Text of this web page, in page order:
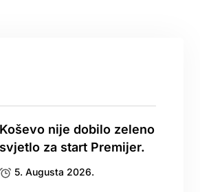
Koševo nije dobilo zeleno
svjetlo za start Premijer.
5. Augusta 2026.